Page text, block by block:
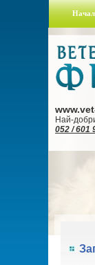
Най-
052 / 601